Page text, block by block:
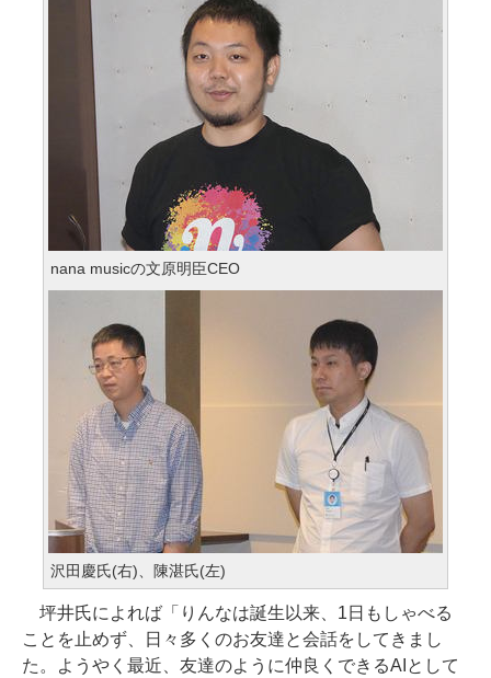
nana musicの文原明臣CEO
沢田慶氏(右)、陳湛氏(左)
坪井氏によれば「りんなは誕生以来、1日もしゃべる
ことを止めず、日々多くのお友達と会話をしてきまし
た。ようやく最近、友達のように仲良くできるAIとして